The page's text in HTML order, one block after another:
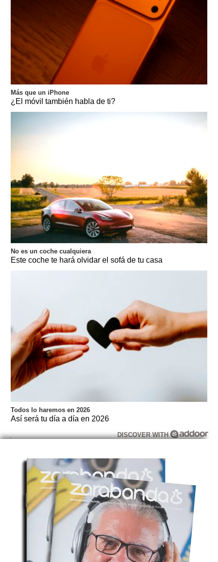
Más que un iPhone
¿El móvil también habla de ti?
No es un coche cualquiera
Este coche te hará olvidar el sofá de tu casa
Todos lo haremos en 2026
Así será tu día a día en 2026
DISCOVER WITH